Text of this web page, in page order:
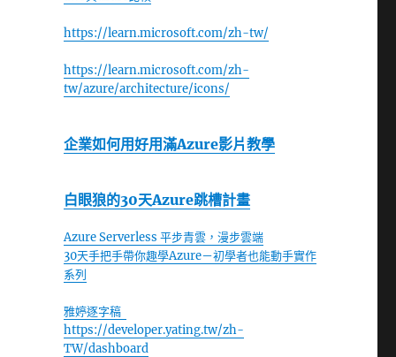
https://learn.microsoft.com/zh-tw/
https://learn.microsoft.com/zh-
tw/azure/architecture/icons/
企業如何用好用滿Azure影片教學
白眼狼的30天Azure跳槽計畫
Azure Serverless 平步青雲，漫步雲端
30天手把手帶你趣學Azure－初學者也能動手實作
系列
雅婷逐字稿
https://developer.yating.tw/zh-
TW/dashboard